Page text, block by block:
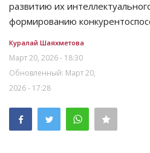
развитию их
формированию
Куралай Шаяхметова
Март 20, 2026 - 18:30
Обновленный: Март 20,
2026 - 17:28